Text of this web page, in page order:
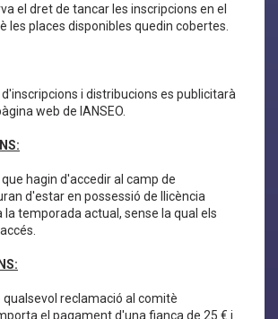
el dret de tancar les inscripcions en el
les places disponibles quedin cobertes.
d'inscripcions i distribucions es publicitarà
web de IANSEO.
hagin d'accedir al camp de
d'estar en possessió de llicència
la temporada actual, sense la qual els
qualsevol reclamació al comitè
el pagament d'una fiança de 25 € i